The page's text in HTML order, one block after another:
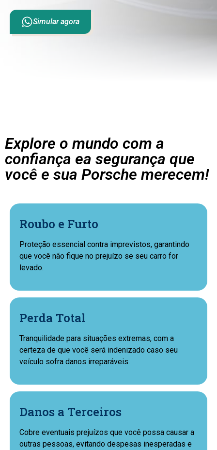
Simular agora
Explore o mundo com a
confiança ea segurança que
você e sua Porsche merecem!
Roubo e Furto
Proteção essencial contra imprevistos, garantindo
que você não fique no prejuízo se seu carro for
levado.
Perda Total
Tranquilidade para situações extremas, com a
certeza de que você será indenizado caso seu
veículo sofra danos irreparáveis.
Danos a Terceiros
Cobre eventuais prejuízos que você possa causar a
outras pessoas, evitando despesas inesperadas e